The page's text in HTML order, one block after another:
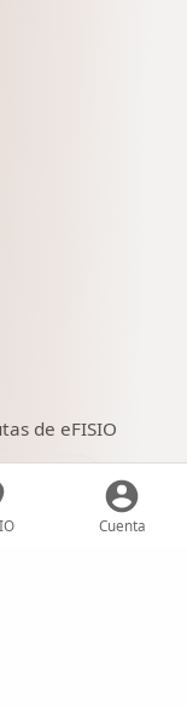
Cuenta
de eFISIO
nº 9957